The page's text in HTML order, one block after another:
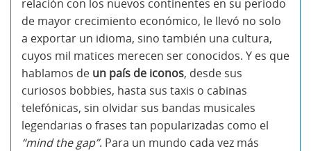
relación con los nuevos continentes en su periodo
de mayor crecimiento económico, le llevó no solo
a exportar un idioma, sino también una cultura,
cuyos mil matices merecen ser conocidos. Y es que
hablamos de un país de iconos, desde sus
curiosos bobbies, hasta sus taxis o cabinas
telefónicas, sin olvidar sus bandas musicales
legendarias o frases tan popularizadas como el
“mind the gap”. Para un mundo cada vez más